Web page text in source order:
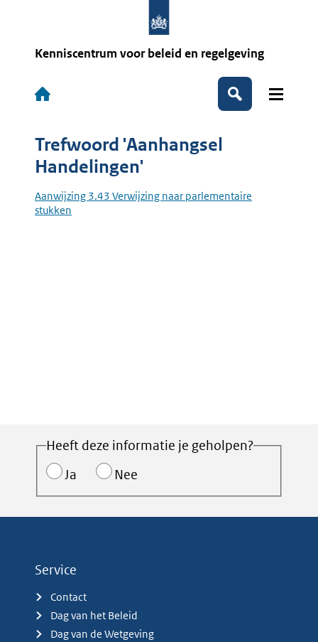
Kenniscentrum voor beleid en regelgeving
Hoofdnavigatie
Zoeken
Trefwoord 'Aanhangsel
Handelingen'
Aanwijzing 3.43 Verwijzing naar parlementaire
stukken
Heeft deze informatie je geholpen?
Ja
Nee
Service
Contact
Dag van het Beleid
Dag van de Wetgeving